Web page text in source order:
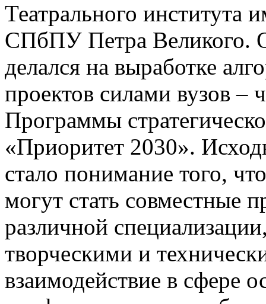
Театрального
СПбПУ Петра Великого.
делался на выработке
проектов силами вузов –
Программы
«Приоритет 2030».
стало понимание того,
могут стать совместные
различной
творческими и
взаимодействие в сфере